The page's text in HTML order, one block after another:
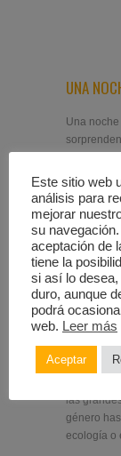
UNA
Una
estuviera
BLAST–
Una
las
género
ecología o
Este sitio web
análisis para
mejorar
su
aceptación de
tiene la
si así lo
duro, aunque
podrá
web. Leer más
Aceptar